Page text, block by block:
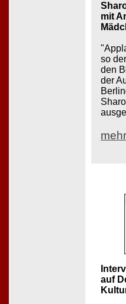
mit
so
den
der
auf